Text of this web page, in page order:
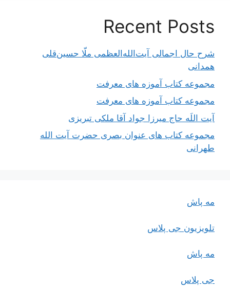
Recent Posts
شرح حال اجمالی آیت‌الله‌العظمی ملّا حسین‌قلی
همدانی
مجموعه کتاب آموزه های معرفت
مجموعه کتاب آموزه های معرفت
آیت اللَه حاج میرزا جواد آقا ملکی تبریزی
مجموعه کتاب های عنوان بصری حضرت آیت الله
طهرانی
مه پاش
تلویزیون جی پلاس
مه پاش
جی پلاس